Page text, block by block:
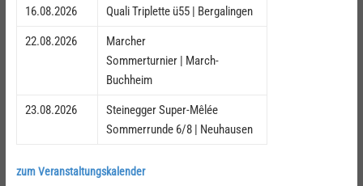
16.08.2026 Quali Triplette ü55 | Bergalingen
22.08.2026
Marcher
Sommerturnier | March-
Buchheim
23.08.2026
Steinegger Super-Mêlée
Sommerrunde 6/8 | Neuhausen
zum Veranstaltungskalender